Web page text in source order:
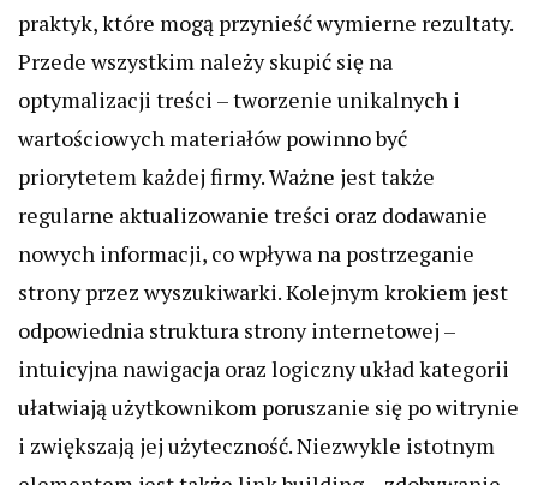
praktyk, które mogą przynieść wymierne rezultaty.
Przede wszystkim należy skupić się na
optymalizacji treści – tworzenie unikalnych i
wartościowych materiałów powinno być
priorytetem każdej firmy. Ważne jest także
regularne aktualizowanie treści oraz dodawanie
nowych informacji, co wpływa na postrzeganie
strony przez wyszukiwarki. Kolejnym krokiem jest
odpowiednia struktura strony internetowej –
intuicyjna nawigacja oraz logiczny układ kategorii
ułatwiają użytkownikom poruszanie się po witrynie
i zwiększają jej użyteczność. Niezwykle istotnym